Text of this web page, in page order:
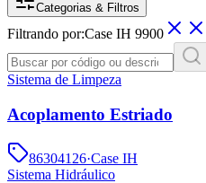
Categorias & Filtros
Filtrando por:Case IH 9900
Sistema de Limpeza
Acoplamento Estriado
86304126·Case IH
Sistema Hidráulico